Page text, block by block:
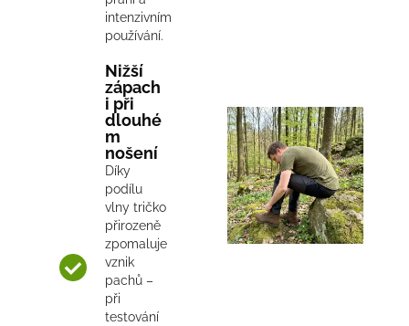
intenzivním
používání.
Nižší
zápach
i při
dlouhé
m
nošení
Díky
podílu
vlny tričko
přirozeně
zpomaluje
vznik
pachů –
při
testování